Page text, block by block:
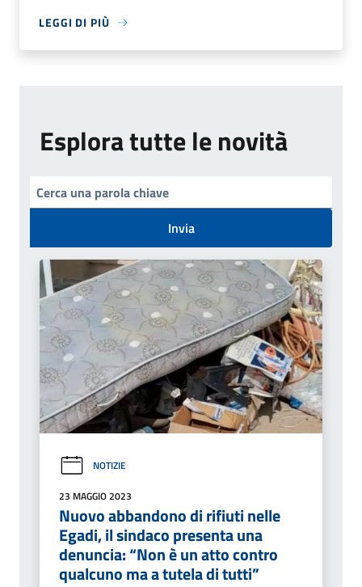
LEGGI DI PIÙ
Esplora tutte le novità
Invia
NOTIZIE
23 MAGGIO 2023
Nuovo abbandono di rifiuti nelle
Egadi, il sindaco presenta una
denuncia: “Non è un atto contro
qualcuno ma a tutela di tutti”